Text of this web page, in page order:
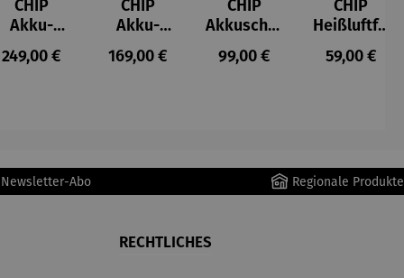
CHIP
Akku-
Staubsau
ger
Regulärer Preis:
249,00 €
CHIP
Akku-
Staubsau
ger DS02
Regulärer Preis:
169,00 €
CHIP
Akkuschra
uber
Regulärer Preis:
99,00 €
CHIP
Heißluftfri
tteuse
Regulärer
59,00 €
Abo Regionale Produkte
RECHTLICHES